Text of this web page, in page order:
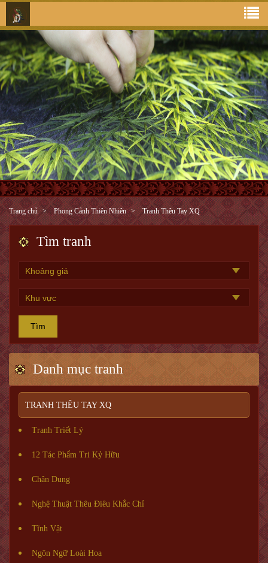
Trang chủ Phong Cảnh Thiên Nhiên Tranh Thêu Tay XQ
Tìm tranh
Tìm
Danh mục tranh
TRANH THÊU TAY XQ
Tranh Triết Lý
12 Tác Phẩm Tri Kỷ Hữu
Chân Dung
Nghệ Thuật Thêu Điêu Khắc Chỉ
Tĩnh Vật
Ngôn Ngữ Loài Hoa